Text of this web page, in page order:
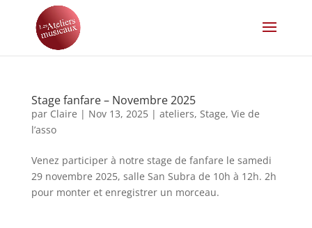
Stage fanfare – Novembre 2025
par Claire | Nov 13, 2025| ateliers, Stage, Vie de
l’asso
Venez participer à notre stage de fanfare le samedi
29 novembre 2025, salle San Subra de 10h à 12h. 2h
pour monter et enregistrer un morceau.